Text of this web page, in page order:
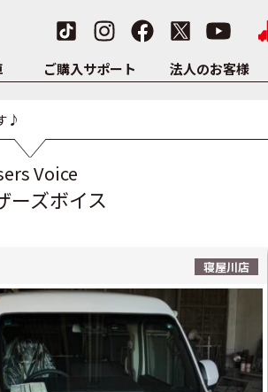
ご購入サポート 法人のお客様
♪
Voice
ーズボイス
寝屋川店